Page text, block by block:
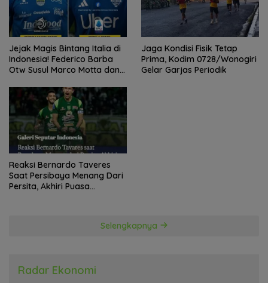
Jejak Magis Bintang Italia di
Indonesia! Federico Barba
Otw Susul Marco Motta dan
Trofi?
Jaga Kondisi Fisik Tetap
Prima, Kodim 0728/Wonogiri
Gelar Garjas Periodik
Reaksi Bernardo Taveres
Saat Persibaya Menang Dari
Persita, Akhiri Puasa
Selengkapnya
Radar Ekonomi